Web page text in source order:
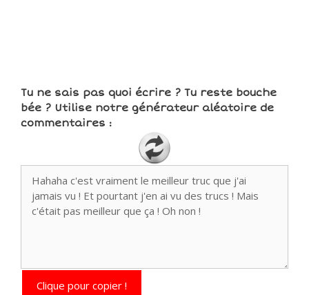
Tu ne sais pas quoi écrire ? Tu reste bouche
bée ? Utilise notre générateur aléatoire de
commentaires :
Clique pour copier !